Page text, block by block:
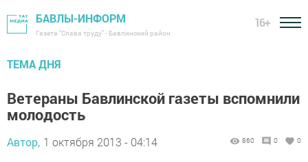
БАВЛЫ-ИНФОРМ
Газета "Слава труду" - Бавлинский район
16+
ТЕМА ДНЯ
Ветераны Бавлинской газеты вспомнили
молодость
Автор, 1 октября 2013 - 04:14 860 0 0